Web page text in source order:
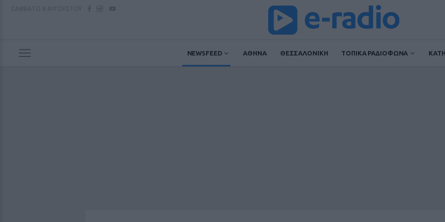
NEWSFEED ΑΘΗΝΑ ΘΕΣΣΑΛΟΝΙΚΗ ΤΟΠΙΚΑ ΡΑΔΙΟΦΩΝΑ